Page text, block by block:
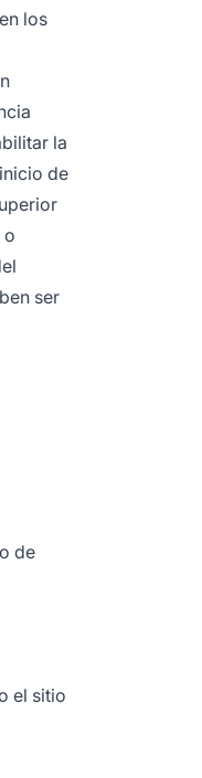
los
la
de
o
ser
de
el sitio